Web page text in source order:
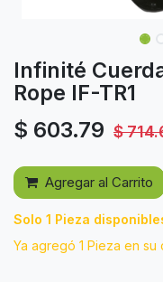
Infinité
Rope IF-TR1
$ 603.79 $
Agregar al Carrito
Solo 1 Pieza
Ya agregó 1 Pieza en su